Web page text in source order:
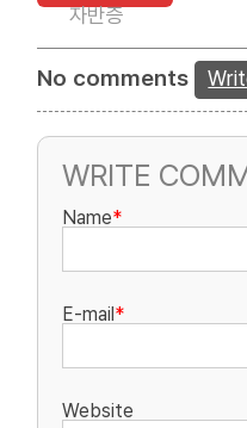
자반증
No comments
WRITE
Name*
E-mail*
Website